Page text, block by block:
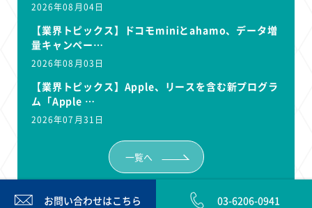
2026年08月04日
【業界トピックス】ドコモminiとahamo、データ増
量キャンペー…
2026年08月03日
【業界トピックス】Apple、リースを含む新プログラ
ム「Apple …
2026年07月31日
一覧へ
お問い合わせはこちら 03-6206-0941